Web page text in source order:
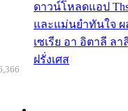
ดาวน์โหลดแอป
และแม่นยำทันใจ
เซเรีย อา อิตาลี ล
ฝรั่งเศส